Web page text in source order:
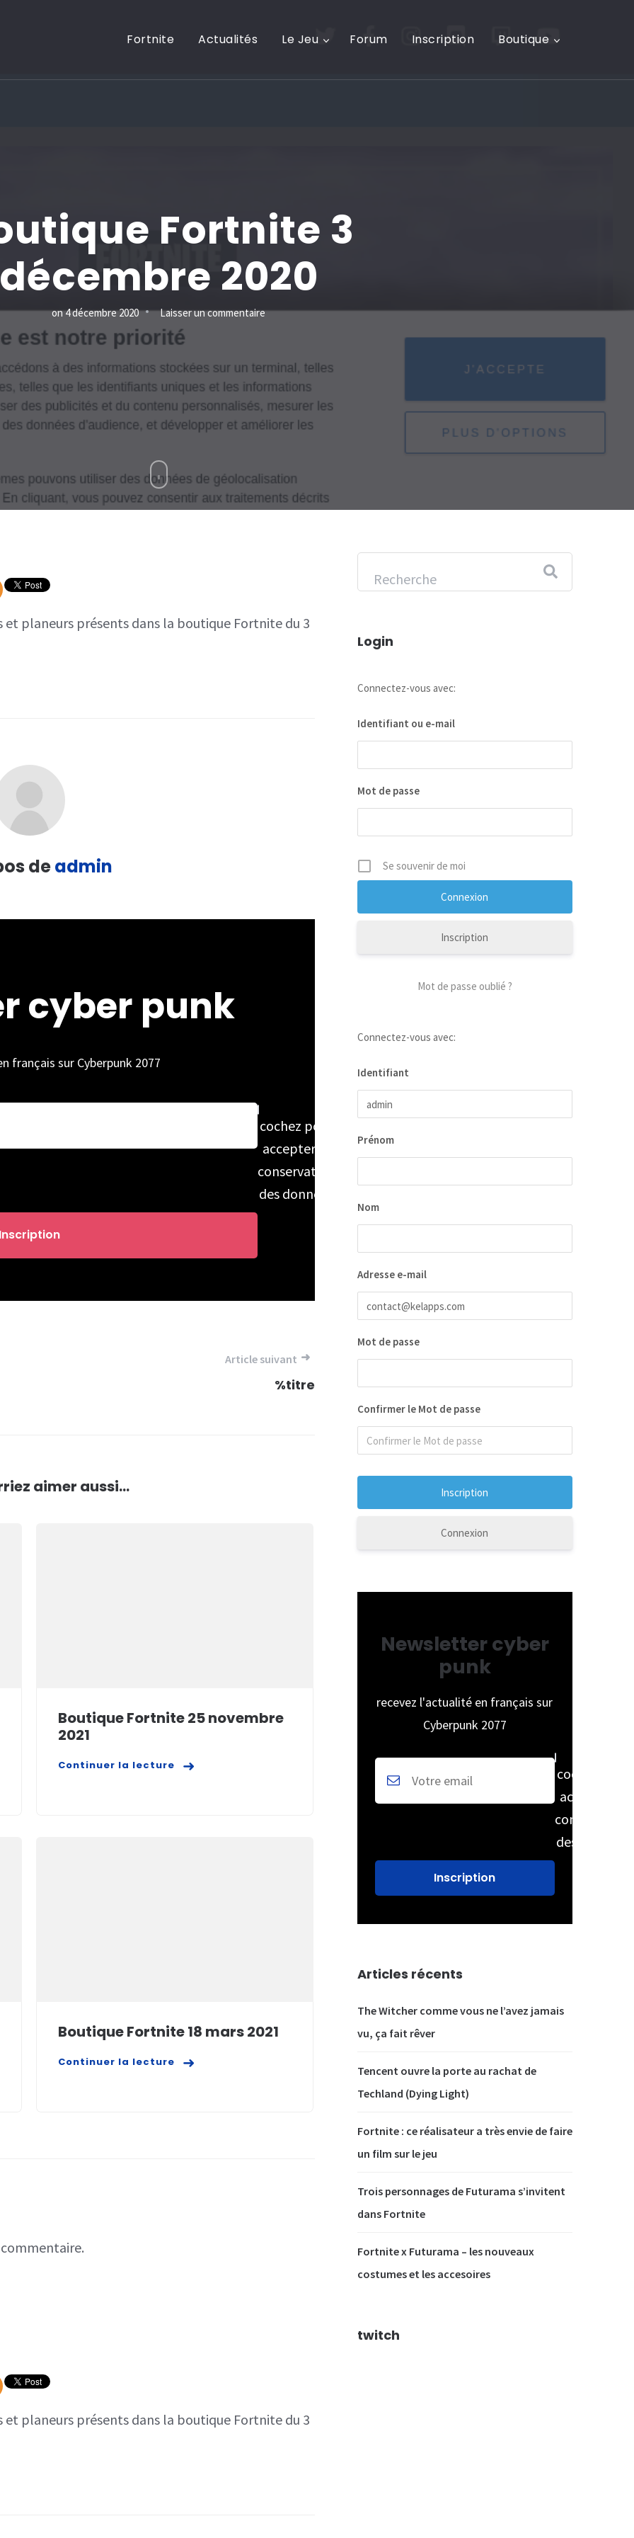
Fortnite Actualités Le Jeu Forum Inscription Boutique
Fortnite 3
décembre 2020
on4 décembre 2020 Laisser un commentairesur
décembre
2020
et planeurs présents dans la boutique Fortnite du 3
deadmin
cyber punk
français sur Cyberpunk 2077
cochez pour
accepter la
conservation
des données
Article suivant
%titre
aimer aussi...
Boutique Fortnite 25 novembre
2021
Continuer la lecture
Boutique Fortnite 18 mars 2021
Continuer la lecture
et planeurs présents dans la boutique Fortnite du 3
Login
Connectez-vous avec:
Identifiant ou e-mail
Mot de passe
Se souvenir de moi
Inscription
Mot de passe oublié ?
Connectez-vous avec:
Identifiant
Prénom
Nom
Adresse e-mail
Mot de passe
Confirmer le Mot de passe
Connexion
Newsletter cyber
punk
recevez l'actualité en français sur
Cyberpunk 2077
cochez pour
accepter la
conservation
des données
Articles récents
The Witcher comme vous ne l’avez jamais
vu, ça fait rêver
Tencent ouvre la porte au rachat de
Techland (Dying Light)
Fortnite : ce réalisateur a très envie de faire
un film sur le jeu
Trois personnages de Futurama s’invitent
dans Fortnite
Fortnite x Futurama – les nouveaux
costumes et les accesoires
twitch